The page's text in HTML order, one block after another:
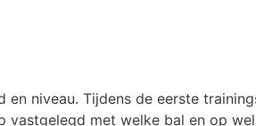
niveau. Tijdens de eerste
vastgelegd met welke bal en op